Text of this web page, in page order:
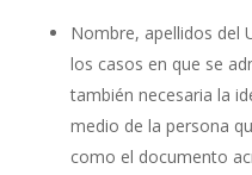
Nombre, apellidos del
los casos en que se
también necesaria la
medio de la persona
como el documento